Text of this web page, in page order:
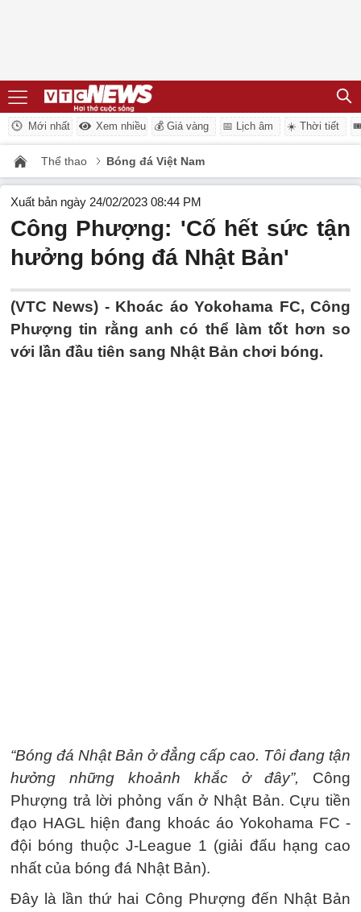
Mới nhất Xem nhiều 💰 Giá vàng 📅 Lịch âm ☀️ Thời tiết
Thể thao Bóng đá Việt Nam
Xuất bản ngày 24/02/2023 08:44 PM
Công Phượng: 'Cố hết sức tận
hưởng bóng đá Nhật Bản'
(VTC News) - Khoác áo Yokohama FC, Công
Phượng tin rằng anh có thể làm tốt hơn so
với lần đầu tiên sang Nhật Bản chơi bóng.
“Bóng đá Nhật Bản ở đẳng cấp cao. Tôi đang tận
hưởng những khoảnh khắc ở đây”, Công
Phượng trả lời phỏng vấn ở Nhật Bản. Cựu tiền
đạo HAGL hiện đang khoác áo Yokohama FC -
đội bóng thuộc J-League 1 (giải đấu hạng cao
nhất của bóng đá Nhật Bản).
Đây là lần thứ hai Công Phượng đến Nhật Bản